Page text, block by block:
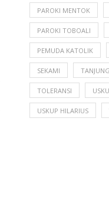
PAROKI MENTOK
PAROKI TOBOALI
PEMUDA KATOLIK
SEKAMI
TOLERANSI
USKUP HILARIUS